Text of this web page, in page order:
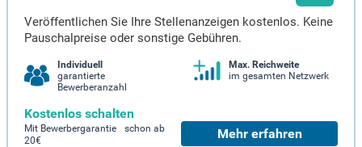
Veröffentlichen Sie Ihre Stellenanzeigen kostenlos. Keine
Pauschalpreise oder sonstige Gebühren.
Individuell
garantierte
Bewerberanzahl
Max. Reichweite
im gesamten Netzwerk
Kostenlos schalten
Mit Bewerbergarantie schon ab
20€
Mehr erfahren